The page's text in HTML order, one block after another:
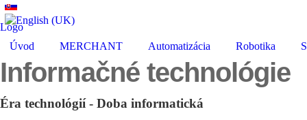
Logo
Úvod
MERCHANT Automatizácia Robotika
Informačné technológie
Éra technológií - Doba informatická